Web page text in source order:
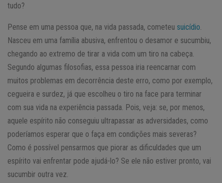
tudo?
Pense em uma pessoa que, na vida passada, cometeu suicídio
Nasceu em uma família abusiva, enfrentou o desamor e sucumbiu,
chegando ao extremo de tirar a vida com um tiro na cabeça.
Segundo algumas filosofias, essa pessoa iria reencarnar com
muitos problemas em decorrência deste erro, como por exemplo,
cegueira e surdez, já que escolheu o tiro na face para terminar
com sua vida na experiência passada. Pois, veja: se, por menos,
aquele espírito não conseguiu ultrapassar as adversidades, como
poderíamos esperar que o faça em condições mais severas?
Como é possível pensarmos que piorar as dificuldades que um
espírito vai enfrentar pode ajudá-lo? Se ele não estiver pronto, vai
sucumbir outra vez.